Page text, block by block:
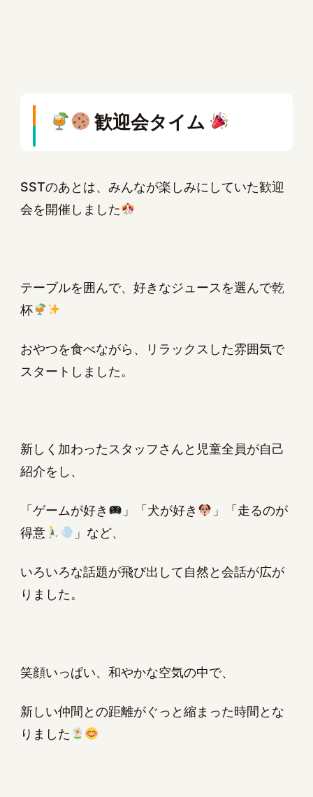
歓迎会タイム
SSTのあとは、みんなが楽しみにしていた歓迎
会を開催しました
テーブルを囲んで、好きなジュースを選んで乾
杯
おやつを食べながら、リラックスした雰囲気で
スタートしました。
新しく加わったスタッフさんと児童全員が自己
紹介をし、
「ゲームが好き 」「犬が好き
」「走るのが
得意
」など、
いろいろな話題が飛び出して自然と会話が広が
りました。
笑顔いっぱい、和やかな空気の中で、
新しい仲間との距離がぐっと縮まった時間とな
りました